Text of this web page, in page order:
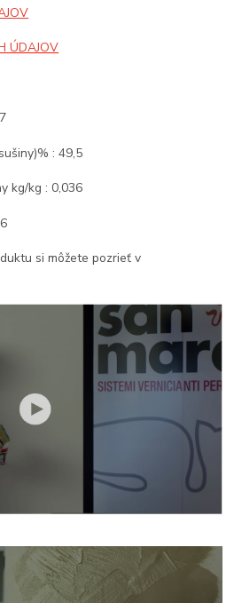
ÚDAJOV
: 49,5
kg/kg : 0,036
si môžete pozrieť v